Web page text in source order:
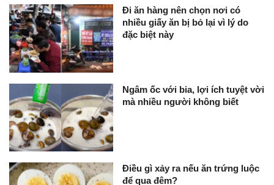
Đi ăn hàng nên chọn nơi có
nhiều giấy ăn bị bỏ lại vì lý do
đặc biệt này
Ngâm ốc với bia, lợi ích tuyệt vời
mà nhiều người không biết
Điều gì xảy ra nếu ăn trứng luộc
để qua đêm?